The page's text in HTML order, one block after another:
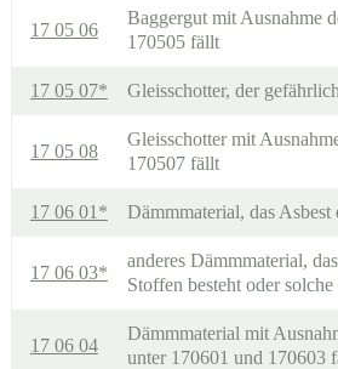
17 05 06
Baggergut mit Ausnahme
170505 fällt
17 05 07* Gleisschotter, der
17 05 08
Gleisschotter mit
170507 fällt
17 06 01* Dämmmaterial, das Asbest
17 06 03*
anderes Dämmmaterial,
Stoffen besteht oder
17 06 04
Dämmmaterial mit
unter 170601 und 170603